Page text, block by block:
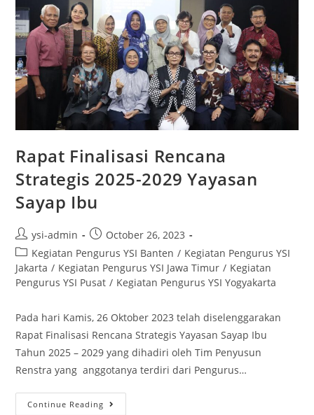
Rapat Finalisasi Rencana
Strategis 2025-2029 Yayasan
Sayap Ibu
ysi-admin
October 26, 2023
Kegiatan Pengurus YSI Banten / Kegiatan Pengurus YSI
Jakarta / Kegiatan Pengurus YSI Jawa Timur / Kegiatan
Pengurus YSI Pusat / Kegiatan Pengurus YSI Yogyakarta
Pada hari Kamis, 26 Oktober 2023 telah diselenggarakan
Rapat Finalisasi Rencana Strategis Yayasan Sayap Ibu
Tahun 2025 – 2029 yang dihadiri oleh Tim Penyusun
Renstra yang anggotanya terdiri dari Pengurus…
Continue Reading